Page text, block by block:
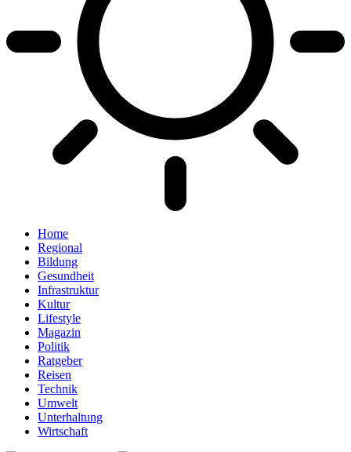
Home
Regional
Bildung
Gesundheit
Infrastruktur
Kultur
Lifestyle
Magazin
Politik
Ratgeber
Reisen
Technik
Umwelt
Unterhaltung
Wirtschaft